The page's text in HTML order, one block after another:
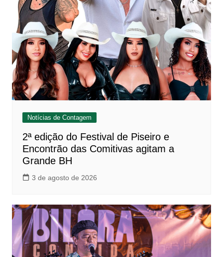
Notícias de Contagem
2ª edição do Festival de Piseiro e
Encontrão das Comitivas agitam a
Grande BH
3 de agosto de 2026